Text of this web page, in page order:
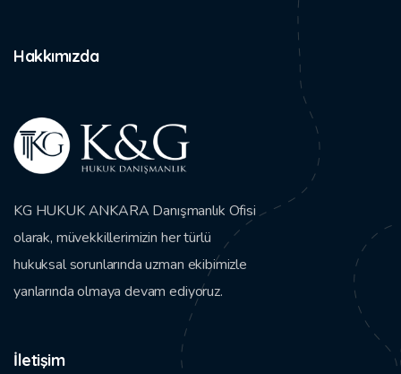
Hakkımızda
KG HUKUK ANKARA Danışmanlık Ofisi
olarak, müvekkillerimizin her türlü
hukuksal sorunlarında uzman ekibimizle
yanlarında olmaya devam ediyoruz.
İletişim